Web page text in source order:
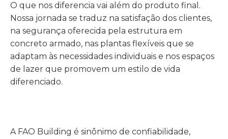
O que nos diferencia vai além do produto final.
Nossa jornada se traduz na satisfação dos clientes,
na segurança oferecida pela estrutura em
concreto armado, nas plantas flexíveis que se
adaptam às necessidades individuais e nos espaços
de lazer que promovem um estilo de vida
diferenciado.
A FAO Building é sinônimo de confiabilidade,